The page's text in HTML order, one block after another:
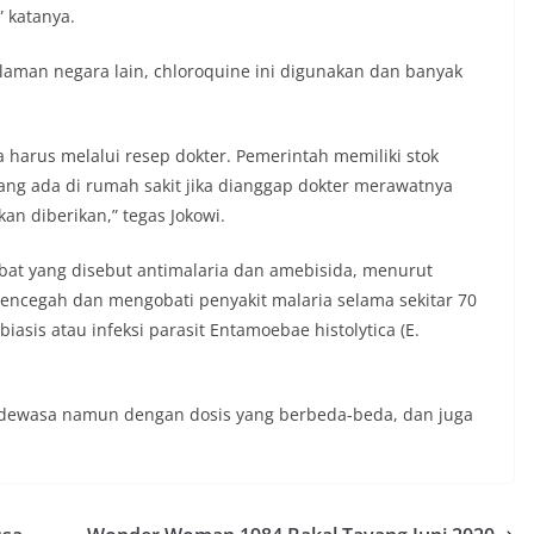
katanya.
negara lain, chloroquine ini digunakan dan banyak
harus melalui resep dokter. Pemerintah memiliki stok
ada di rumah sakit jika dianggap dokter merawatnya
diberikan,” tegas Jokowi.
yang disebut antimalaria dan amebisida, menurut
dan mengobati penyakit malaria selama sekitar 70
atau infeksi parasit Entamoebae histolytica (E.
namun dengan dosis yang berbeda-beda, dan juga